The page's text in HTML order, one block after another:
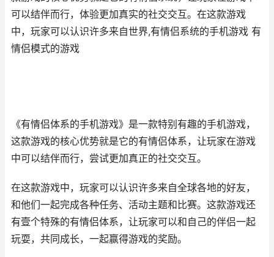
可以结伴而行，体验更加真实的社交交互。在这款游戏
中，玩家可以认识许多来自世界,有情侣系统的手机游戏 有
情侣模式的游戏
《有情侣体系的手机游戏》是一款特别有趣的手机游戏，
这款游戏的核心优势就是它的有情侣体系，让玩家在游戏
中可以结伴而行，尝试更加真正的社交交互。
在这款游戏中，玩家可以认识许多来自全球各地的好友，
和他们一起完成各种任务、活动主题和比赛。这款游戏还
有壹个特殊的有情侣体系，让玩家可以和自己的伴侣一起
玩耍，共同成长，一起赢得游戏的奖励。